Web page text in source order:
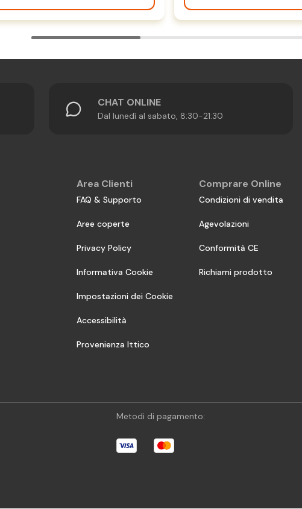
CHAT ONLINE
Dal lunedì al sabato, 8:30-21:30
Area Clienti
FAQ & Supporto
Aree coperte
Privacy Policy
Informativa Cookie
Impostazioni dei Cookie
Accessibilità
Provenienza Ittico
Comprare Online
Condizioni di vendita
Agevolazioni
Conformità CE
Richiami prodotto
Metodi di pagamento: